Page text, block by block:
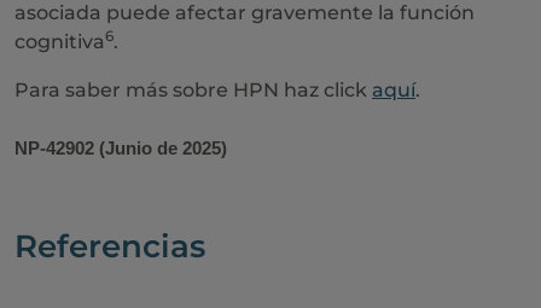
asociada puede afectar gravemente la función
cognitiva6.
Para saber más sobre HPN haz click aquí.
NP-42902 (Junio de 2025)
Referencias